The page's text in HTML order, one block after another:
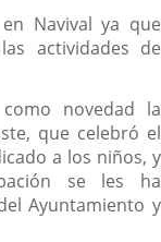
Navival ya que
actividades de
novedad la
que celebró el
a los niños, y
se les ha
Ayuntamiento y